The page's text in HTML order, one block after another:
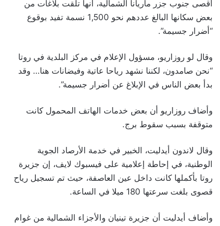
أقصى جنوب جزر ماريانا الشمالية، أنها تلقت بلاغات من
بعض سكانها البالغ عددهم نحو 1,500 نسمة تفيد بوقوع
“أضرار جسيمة”.
وقال لو روزاريو، مسؤول الإعلام في مركز البلدية في روتا
“نحن صامدون، لكننا نشهد رياحا عاتية وفيضانات هنا… وقد
بدأ بعض الناس في الإبلاغ عن أضرار جسيمة”.
وأضاف روزاريو أن بعض خدمات الهاتف المحمول كانت
متوقفة بسبب سقوط برج.
وقال لاندون أيدليت، الخبير في خدمة الأرصاد الجوية
الوطنية، في إحاطة إعلامية على فيسبوك لايف، إن جزيرة
روتا بأكملها كانت داخل عين العاصفة، حيث تم تسجيل رياح
قصوى بلغت سرعتها 180 ميلا في الساعة.
وأضاف أيدليت أن جزيرة تينيان والأجزاء الشمالية من غوام